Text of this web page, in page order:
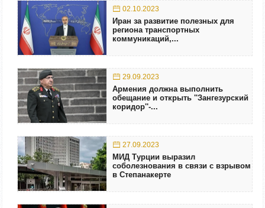
02.10.2023
Иран за развитие полезных для
региона транспортных
коммуникаций,...
29.09.2023
Армения должна выполнить
обещание и открыть ''Зангезурский
коридор''-...
27.09.2023
МИД Турции выразил
соболезнования в связи с взрывом
в Степанакерте